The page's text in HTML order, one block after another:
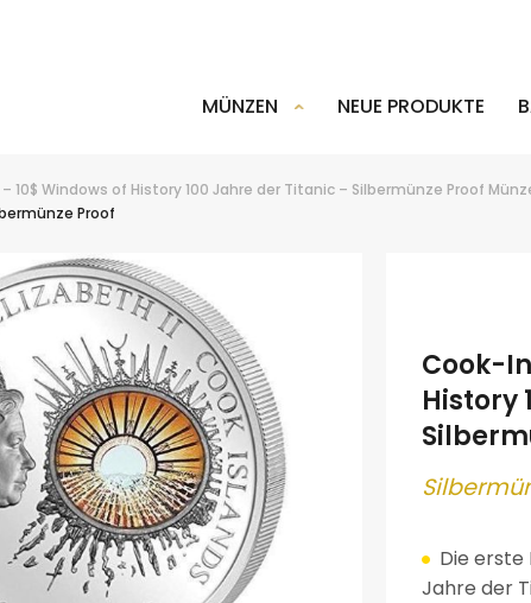
MÜNZEN NEUE PRODUKTE
10$ Windows of History 100 Jahre der Titanic – Silbermünze Proof
Proof
Cook-
History
Silber
Die erste
Jahre der